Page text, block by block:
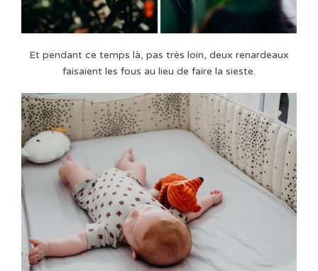
Et pendant ce temps là, pas très loin, deux renardeaux
faisaient les fous au lieu de faire la sieste.